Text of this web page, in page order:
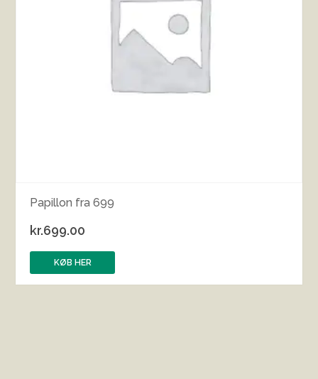
Papillon fra 699
kr.699.00
KØB HER